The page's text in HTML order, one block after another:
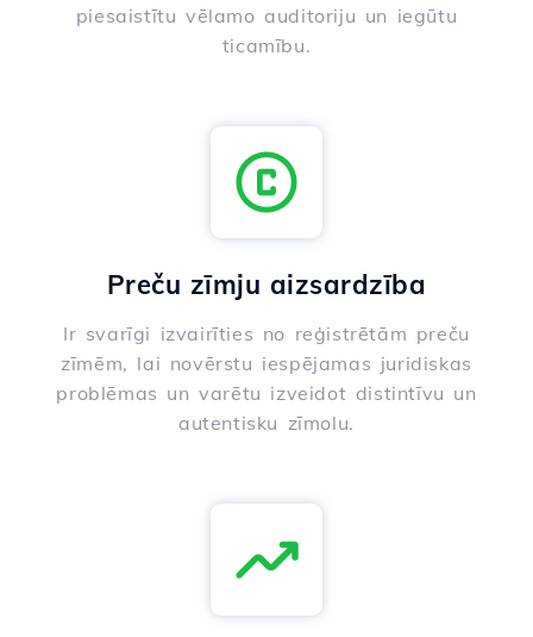
piesaistītu vēlamo auditoriju un iegūtu
ticamību.
Preču zīmju aizsardzība
Ir svarīgi izvairīties no reģistrētām preču
zīmēm, lai novērstu iespējamas juridiskas
problēmas un varētu izveidot distintīvu un
autentisku zīmolu.